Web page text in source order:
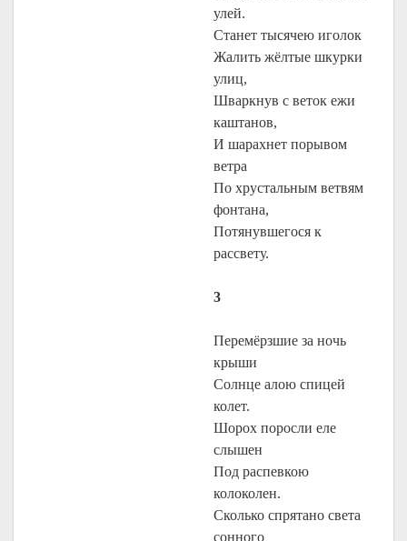
улей.
Станет тысячею иголок
Жалить жёлтые шкурки
улиц,
Шваркнув с веток ежи
каштанов,
И шарахнет порывом
ветра
По хрустальным ветвям
фонтана,
Потянувшегося к
рассвету.
3
Перемёрзшие за ночь
крыши
Солнце алою спицей
колет.
Шорох поросли еле
слышен
Под распевкою
колоколен.
Сколько спрятано света
сонного